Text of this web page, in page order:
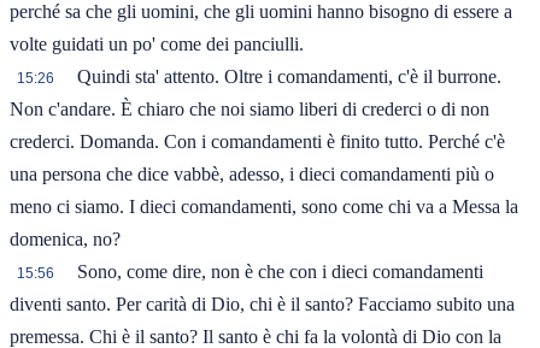
perché sa che gli uomini, che gli uomini hanno bisogno di essere a
volte guidati un po' come dei panciulli.
15:26
Quindi sta' attento. Oltre i comandamenti, c'è il burrone.
Non c'andare. È chiaro che noi siamo liberi di crederci o di non
crederci. Domanda. Con i comandamenti è finito tutto. Perché c'è
una persona che dice vabbè, adesso, i dieci comandamenti più o
meno ci siamo. I dieci comandamenti, sono come chi va a Messa la
domenica, no?
15:56
Sono, come dire, non è che con i dieci comandamenti
diventi santo. Per carità di Dio, chi è il santo? Facciamo subito una
premessa. Chi è il santo? Il santo è chi fa la volontà di Dio con la